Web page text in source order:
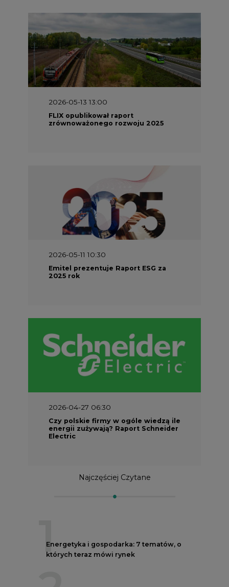
2026-05-13 13:00
FLIX opublikował raport
zrównoważonego rozwoju 2025
2026-05-11 10:30
Emitel prezentuje Raport ESG za
2025 rok
2026-04-27 06:30
Czy polskie firmy w ogóle wiedzą ile
energii zużywają? Raport Schneider
Electric
Najczęściej Czytane
1
Energetyka i gospodarka: 7 tematów, o
których teraz mówi rynek